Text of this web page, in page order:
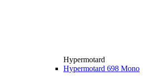
Hypermotard
Hypermotard 698 Mono